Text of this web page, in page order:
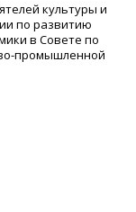
культуры и
по развитию
в Совете по
промышленной